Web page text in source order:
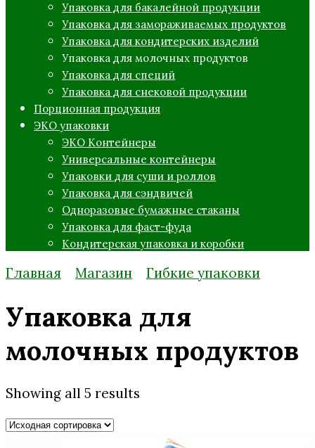
Упаковка для бакалейной продукции
Упаковка для замораживаемых продуктов
Упаковка для кондитерских изделий
Упаковка для молочных продуктов
Упаковка для специй
Упаковка для снековой продукции
Порционная продукция
ЭКО упаковки
ЭКО Контейнеры
Универсальные контейнеры
Упаковки для суши и роллов
Упаковка для сэндвичей
Одноразовые бумажные стаканы
Упаковка для фаст-фуда
Кондитерская упаковка и коробки
Главная Магазин Гибкие упаковки
Упаковка для
молочных продуктов
Showing all 5 results